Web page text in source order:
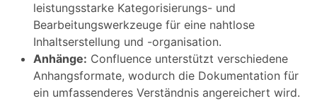
leistungsstarke Kategorisierungs- und
Bearbeitungswerkzeuge für eine nahtlose
Inhaltserstellung und -organisation.
Anhänge: Confluence unterstützt verschiedene
Anhangsformate, wodurch die Dokumentation für
ein umfassenderes Verständnis angereichert wird.